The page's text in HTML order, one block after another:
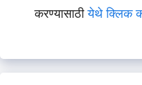
करण्यासाठीयेथे क्लिक